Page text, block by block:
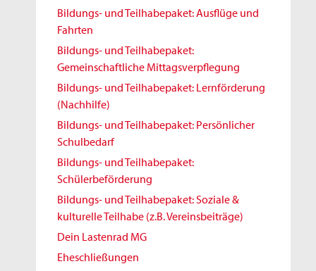
Bildungs- und Teilhabepaket: Ausflüge und
Fahrten
Bildungs- und Teilhabepaket:
Gemeinschaftliche Mittagsverpflegung
Bildungs- und Teilhabepaket: Lernförderung
(Nachhilfe)
Bildungs- und Teilhabepaket: Persönlicher
Schulbedarf
Bildungs- und Teilhabepaket:
Schülerbeförderung
Bildungs- und Teilhabepaket: Soziale &
kulturelle Teilhabe (z.B. Vereinsbeiträge)
Dein Lastenrad MG
Eheschließungen